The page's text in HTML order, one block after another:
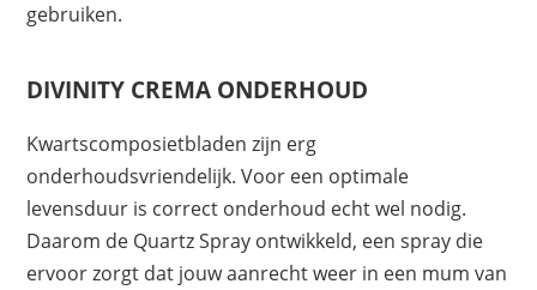
gebruiken.
DIVINITY CREMA ONDERHOUD
Kwartscomposietbladen zijn erg
onderhoudsvriendelijk. Voor een optimale
levensduur is correct onderhoud echt wel nodig.
Daarom de Quartz Spray ontwikkeld, een spray die
ervoor zorgt dat jouw aanrecht weer in een mum van